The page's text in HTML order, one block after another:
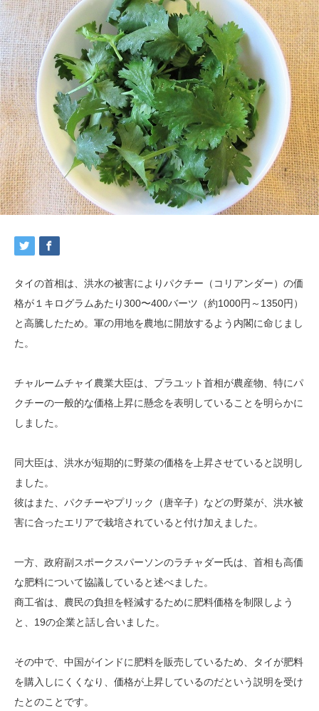
タイの首相は、洪水の被害によりパクチー（コリアンダー）の価
格が１キログラムあたり300〜400バーツ（約1000円～1350円）
と高騰したため。軍の用地を農地に開放するよう内閣に命じまし
た。
チャルームチャイ農業大臣は、プラユット首相が農産物、特にパ
クチーの一般的な価格上昇に懸念を表明していることを明らかに
しました。
同大臣は、洪水が短期的に野菜の価格を上昇させていると説明し
ました。
彼はまた、パクチーやプリック（唐辛子）などの野菜が、洪水被
害に合ったエリアで栽培されていると付け加えました。
一方、政府副スポークスパーソンのラチャダー氏は、首相も高価
な肥料について協議していると述べました。
商工省は、農民の負担を軽減するために肥料価格を制限しよう
と、19の企業と話し合いました。
その中で、中国がインドに肥料を販売しているため、タイが肥料
を購入しにくくなり、価格が上昇しているのだという説明を受け
たとのことです。